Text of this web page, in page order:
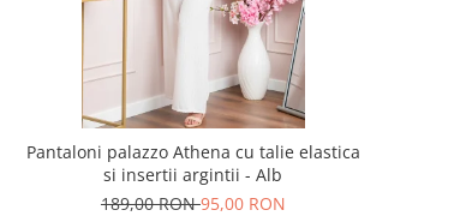
Pantaloni palazzo Athena cu talie elastica
si insertii argintii - Alb
189,00 RON95,00 RON